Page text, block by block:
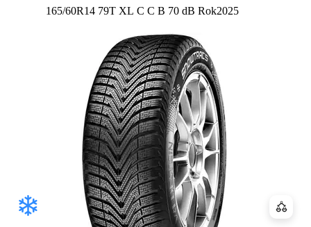
165/60R14 79T XL Etykieta:
C C B 70 dB Rok2025